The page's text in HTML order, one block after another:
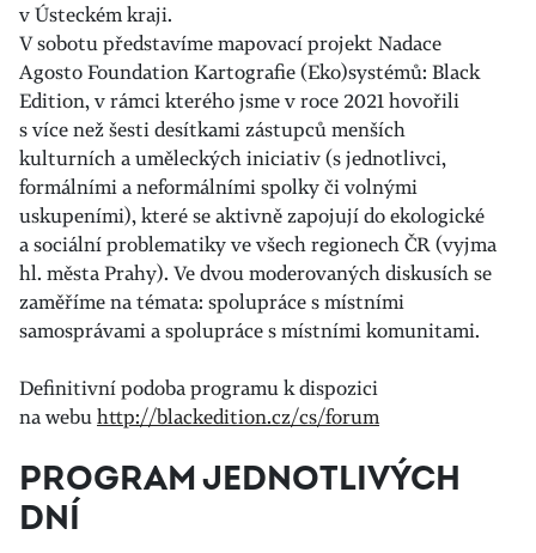
v Ústeckém kraji.
V sobotu představíme mapovací projekt Nadace
Agosto Foundation Kartografie (Eko)systémů: Black
Edition, v rámci kterého jsme v roce 2021 hovořili
s více než šesti desítkami zástupců menších
kulturních a uměleckých iniciativ (s jednotlivci,
formálními a neformálními spolky či volnými
uskupeními), které se aktivně zapojují do ekologické
a sociální problematiky ve všech regionech ČR (vyjma
hl. města Prahy). Ve dvou moderovaných diskusích se
zaměříme na témata: spolupráce s místními
samosprávami a spolupráce s místními komunitami.
Definitivní podoba programu k dispozici
na webuhttp://blackedition.cz/cs/forum
PROGRAM JEDNOTLIVÝCH
DNÍ